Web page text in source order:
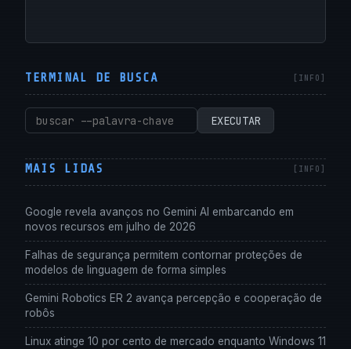
TERMINAL DE BUSCA
Pesquisar
por:
EXECUTAR
MAIS LIDAS
Google revela avanços no Gemini AI embarcando em
novos recursos em julho de 2026
Falhas de segurança permitem contornar proteções de
modelos de linguagem de forma simples
Gemini Robotics ER 2 avança percepção e cooperação de
robôs
Linux atinge 10 por cento de mercado enquanto Windows 11